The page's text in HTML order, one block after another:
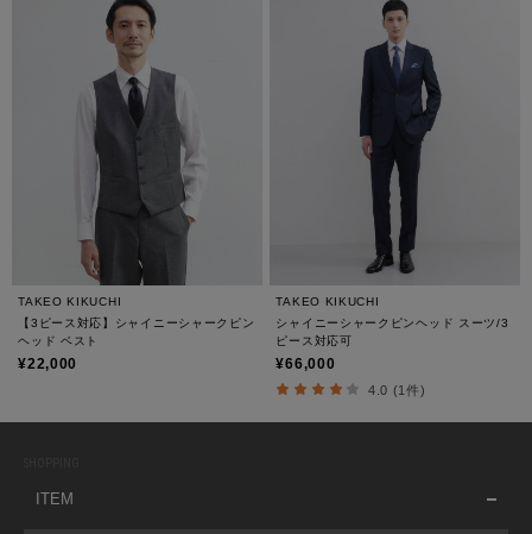
TAKEO KIKUCHI
【3ピース対応】シャイニーシャークピン
ヘッド ベスト
¥22,000
TAKEO KIKUCHI
シャイニーシャークピンヘッド スーツ/3
ピース対応可
¥66,000
4.0 (1件)
ITEM